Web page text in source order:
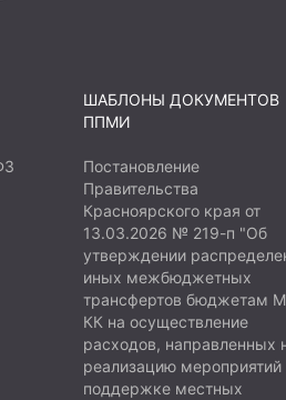
ШАБЛОНЫ ДОКУМЕНТОВ
ППМИ
Постановление
Правительства
Красноярского края от
13.03.2026 № 219-п "Об
утверждении
иных межбюджетных
трансфертов бюджетам
КК на осуществление
расходов, направленных
реализацию мероприятий
поддержке местных